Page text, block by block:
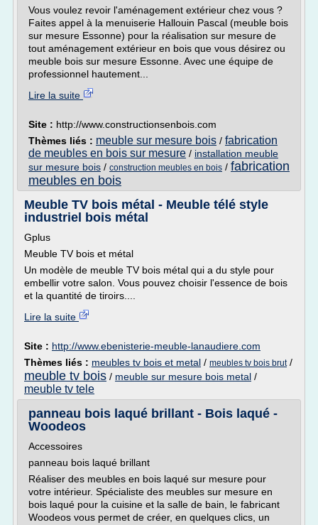
Vous voulez revoir l'aménagement extérieur chez vous ?
Faites appel à la menuiserie Hallouin Pascal (meuble bois
sur mesure Essonne) pour la réalisation sur mesure de
tout aménagement extérieur en bois que vous désirez ou
meuble bois sur mesure Essonne. Avec une équipe de
professionnel hautement...
Lire la suite
Site : http://www.constructionsenbois.com
Thèmes liés : meuble sur mesure bois / fabrication
de meubles en bois sur mesure / installation meuble
sur mesure bois / construction meubles en bois / fabrication
meubles en bois
Meuble TV bois métal - Meuble télé style
industriel bois métal
Gplus
Meuble TV bois et métal
Un modèle de meuble TV bois métal qui a du style pour
embellir votre salon. Vous pouvez choisir l'essence de bois
et la quantité de tiroirs....
Lire la suite
Site : http://www.ebenisterie-meuble-lanaudiere.com
Thèmes liés : meubles tv bois et metal / meubles tv bois brut/
meuble tv bois / meuble sur mesure bois metal /
meuble tv tele
panneau bois laqué brillant - Bois laqué -
Woodeos
Accessoires
panneau bois laqué brillant
Réaliser des meubles en bois laqué sur mesure pour
votre intérieur. Spécialiste des meubles sur mesure en
bois laqué pour la cuisine et la salle de bain, le fabricant
Woodeos vous permet de créer, en quelques clics, un